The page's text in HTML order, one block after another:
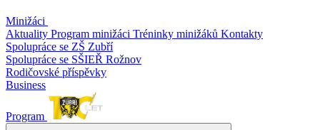
Minižáci
Aktuality Program minižáci Tréninky minižáků Kontakty
Spolupráce se ZŠ Zubří
Spolupráce se SŠIEŘ Rožnov
Rodičovské příspěvky
Business
Program